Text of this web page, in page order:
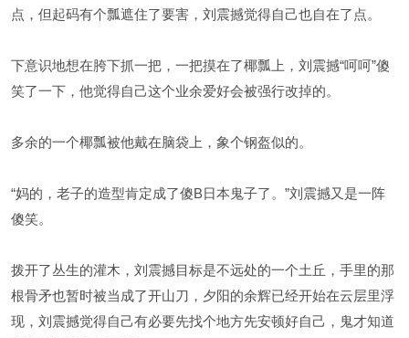
点，但起码有个瓢遮住了要害，刘震撼觉得自己也自在了点。
下意识地想在胯下抓一把，一把摸在了椰瓢上，刘震撼“呵呵”傻
笑了一下，他觉得自己这个业余爱好会被强行改掉的。
多余的一个椰瓢被他戴在脑袋上，象个钢盔似的。
“妈的，老子的造型肯定成了傻B日本鬼子了。”刘震撼又是一阵
傻笑。
拨开了丛生的灌木，刘震撼目标是不远处的一个土丘，手里的那
根骨矛也暂时被当成了开山刀，夕阳的余辉已经开始在云层里浮
现，刘震撼觉得自己有必要先找个地方先安顿好自己，鬼才知道